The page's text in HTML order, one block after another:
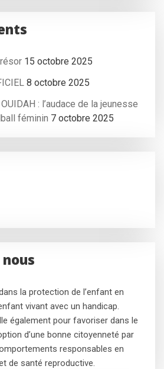
15 octobre 2025
8 octobre 2025
: l’audace de la jeunesse
féminin 7 octobre 2025
la protection de l’enfant en
vivant avec un handicap.
également pour favoriser dans le
d’une bonne citoyenneté par
responsables en
de santé reproductive.